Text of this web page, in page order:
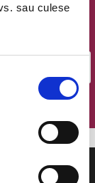
sau culese
cele mai noi